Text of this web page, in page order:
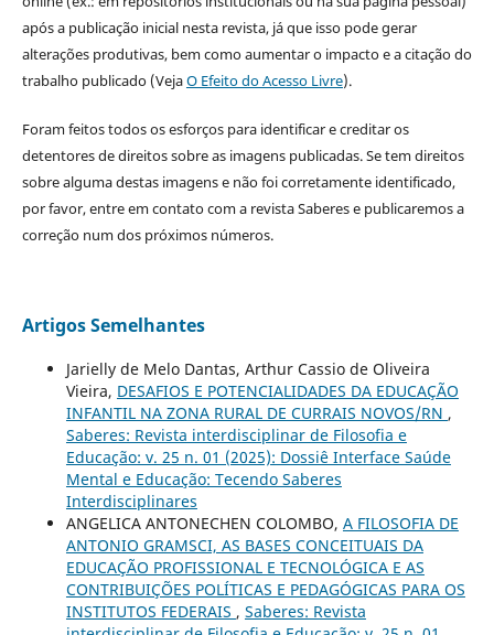
após a publicação inicial nesta revista, já que isso pode gerar
alterações produtivas, bem como aumentar o impacto e a citação do
trabalho publicado (VejaO Efeito do Acesso Livre).
Foram feitos todos os esforços para identificar e creditar os
detentores de direitos sobre as imagens publicadas. Se tem direitos
sobre alguma destas imagens e não foi corretamente identificado,
por favor, entre em contato com a revista Saberes e publicaremos a
correção num dos próximos números.
Artigos Semelhantes
Jarielly de Melo Dantas, Arthur Cassio de Oliveira
Vieira, DESAFIOS E POTENCIALIDADES DA EDUCAÇÃO
INFANTIL NA ZONA RURAL DE CURRAIS NOVOS/RN ,
Saberes: Revista interdisciplinar de Filosofia e
Educação: v. 25 n. 01 (2025): Dossiê Interface Saúde
Mental e Educação: Tecendo Saberes
Interdisciplinares
ANGELICA ANTONECHEN COLOMBO, A FILOSOFIA DE
ANTONIO GRAMSCI, AS BASES CONCEITUAIS DA
EDUCAÇÃO PROFISSIONAL E TECNOLÓGICA E AS
CONTRIBUIÇÕES POLÍTICAS E PEDAGÓGICAS PARA OS
INSTITUTOS FEDERAIS , Saberes: Revista